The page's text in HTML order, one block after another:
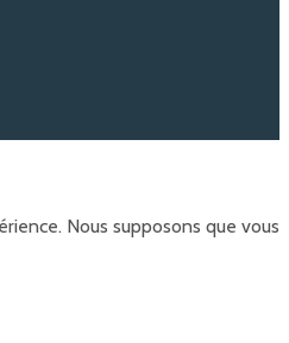
Nous supposons que vous